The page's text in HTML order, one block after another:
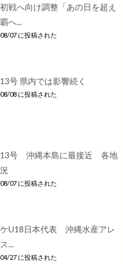
戦へ向け調整「あの日を超え
へ...
07 に投稿された
号 県内では影響続く
08 に投稿された
13号 沖縄本島に最接近 各地
07 に投稿された
U18日本代表 沖縄水産アレ
...
27 に投稿された